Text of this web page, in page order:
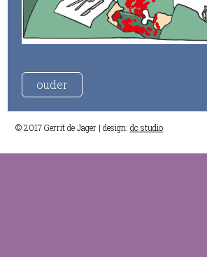
ouder
© 2017 Gerrit de Jager | design: dc studio